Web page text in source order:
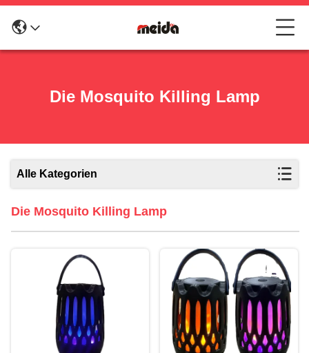
Die Mosquito Killing Lamp
Alle Kategorien
Die Mosquito Killing Lamp